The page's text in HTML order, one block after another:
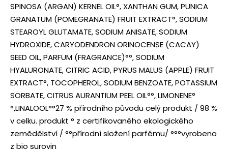
SPINOSA (ARGAN) KERNEL OIL°, XANTHAN GUM, PUNICA
GRANATUM (POMEGRANATE) FRUIT EXTRACT°, SODIUM
STEAROYL GLUTAMATE, SODIUM ANISATE, SODIUM
HYDROXIDE, CARYODENDRON ORINOCENSE (CACAY)
SEED OIL, PARFUM (FRAGRANCE)°°, SODIUM
HYALURONATE, CITRIC ACID, PYRUS MALUS (APPLE) FRUIT
EXTRACT°, TOCOPHEROL, SODIUM BENZOATE, POTASSIUM
SORBATE, CITRUS AURANTIUM PEEL OIL°°, LIMONENE°
°,LINALOOL°°27 % přírodního původu celý produkt / 98 %
v celku. produkt ° z certifikovaného ekologického
zemědělství / °°přírodní složení parfému/ °°°vyrobeno
z bio surovin